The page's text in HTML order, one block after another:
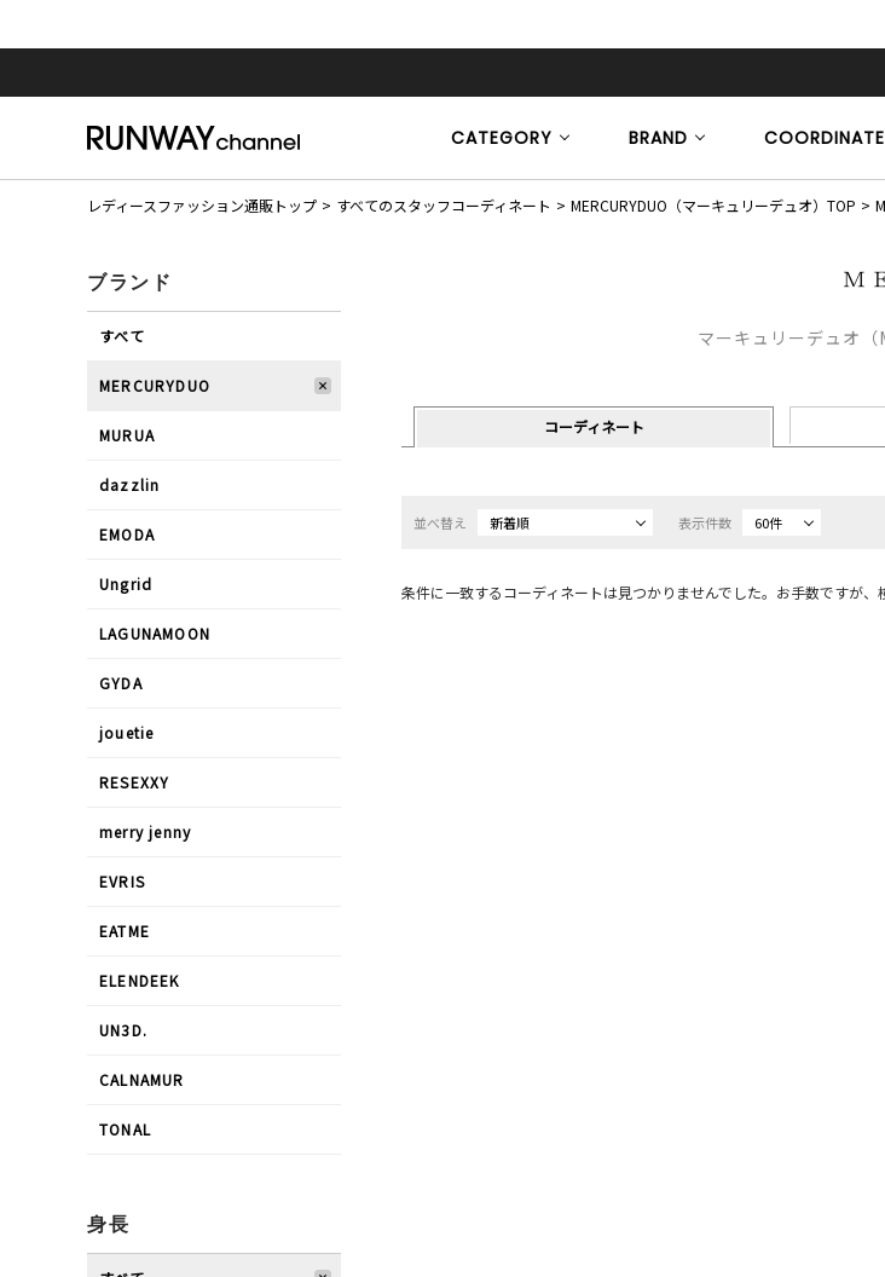
CATEGORY BRAND COORDINATE
レディースファッション通販トップ すべてのスタッフコーディネート MERCURYDUO（マーキュリーデュオ）TOP
マーキュリーデュオ（
コーディネート
並べ替え 新着順 表示件数 60件
条件に一致するコーディネートは見つかりませんでした。お手数ですが、
ブランド
すべて
MERCURYDUO
MURUA
dazzlin
EMODA
Ungrid
LAGUNAMOON
GYDA
jouetie
RESEXXY
merry jenny
EVRIS
EATME
ELENDEEK
UN3D.
CALNAMUR
TONAL
身長